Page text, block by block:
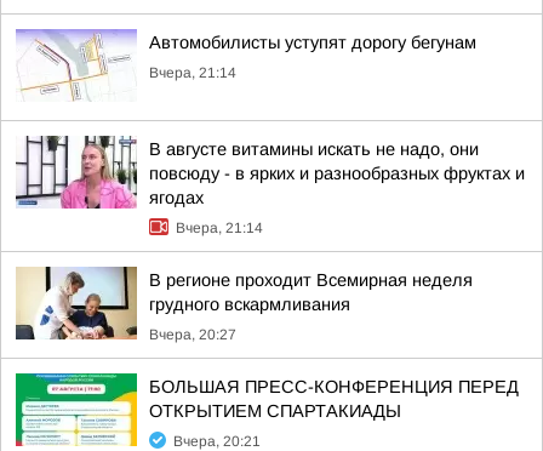
Автомобилисты уступят дорогу бегунам
Вчера, 21:14
В августе витамины искать не надо, они
повсюду - в ярких и разнообразных фруктах и
ягодах
Вчера, 21:14
В регионе проходит Всемирная неделя
грудного вскармливания
Вчера, 20:27
БОЛЬШАЯ ПРЕСС-КОНФЕРЕНЦИЯ ПЕРЕД
ОТКРЫТИЕМ СПАРТАКИАДЫ
Вчера, 20:21